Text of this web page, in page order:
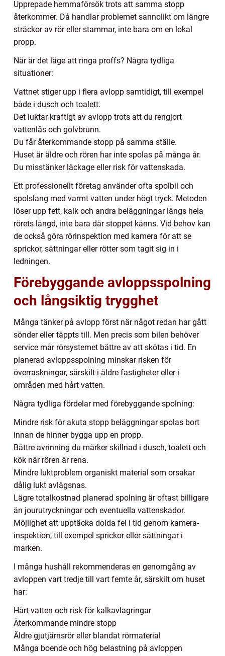
Upprepade hemmaförsök trots att samma stopp
återkommer. Då handlar problemet sannolikt om längre
sträckor av rör eller stammar, inte bara om en lokal
propp.
När är det läge att ringa proffs? Några tydliga
situationer:
Vattnet stiger upp i flera avlopp samtidigt, till exempel
både i dusch och toalett.
Det luktar kraftigt av avlopp trots att du rengjort
vattenlås och golvbrunn.
Du får återkommande stopp på samma ställe.
Huset är äldre och rören har inte spolas på många år.
Du misstänker läckage eller risk för vattenskada.
Ett professionellt företag använder ofta spolbil och
spolslang med varmt vatten under högt tryck. Metoden
löser upp fett, kalk och andra beläggningar längs hela
rörets längd, inte bara där stoppet känns. Vid behov kan
de också göra rörinspektion med kamera för att se
sprickor, sättningar eller rötter som tagit sig in i
ledningen.
Förebyggande avloppsspolning
och långsiktig trygghet
Många tänker på avlopp först när något redan har gått
sönder eller täppts till. Men precis som bilen behöver
service mår rörsystemet bättre av att skötas i tid. En
planerad avloppsspolning minskar risken för
överraskningar, särskilt i äldre fastigheter eller i
områden med hårt vatten.
Några tydliga fördelar med förebyggande spolning:
Mindre risk för akuta stopp beläggningar spolas bort
innan de hinner bygga upp en propp.
Bättre avrinning du märker skillnad i dusch, toalett och
kök när rören är rena.
Mindre luktproblem organiskt material som orsakar
dålig lukt avlägsnas.
Lägre totalkostnad planerad spolning är oftast billigare
än jourutryckningar och eventuella vattenskador.
Möjlighet att upptäcka dolda fel i tid genom kamera-
inspektion, till exempel sprickor eller sättningar i
marken.
I många hushåll rekommenderas en genomgång av
avloppen vart tredje till vart femte år, särskilt om huset
har:
Hårt vatten och risk för kalkavlagringar
Återkommande mindre stopp
Äldre gjutjärnsrör eller blandat rörmaterial
Många boende och hög belastning på avloppen